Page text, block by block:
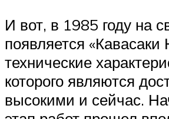
И вот, в 1985 году на
появляется «Кавасаки
технические
которого являются
высокими и сейчас.